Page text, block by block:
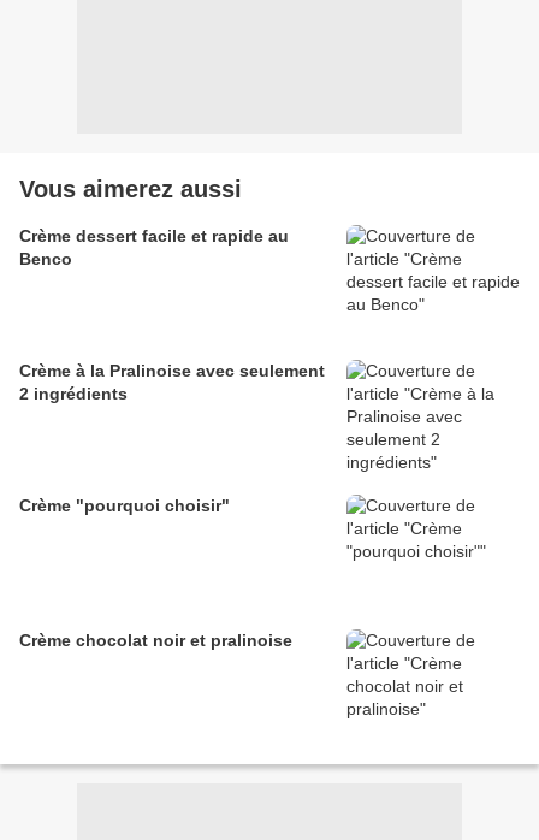
Vous aimerez aussi
Crème dessert facile et rapide au
Benco
Crème à la Pralinoise avec seulement
2 ingrédients
Crème "pourquoi choisir"
Crème chocolat noir et pralinoise